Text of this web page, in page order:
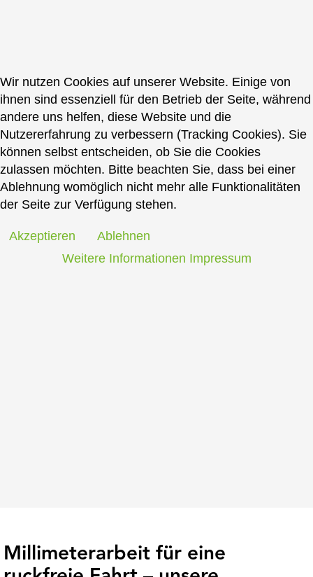
Millimeterarbeit für eine
Wir nutzen Cookies auf unserer Website. Einige von
ihnen sind essenziell für den Betrieb der Seite, während
andere uns helfen, diese Website und die
Nutzererfahrung zu verbessern (Tracking Cookies). Sie
können selbst entscheiden, ob Sie die Cookies
zulassen möchten. Bitte beachten Sie, dass bei einer
Ablehnung womöglich nicht mehr alle Funktionalitäten
der Seite zur Verfügung stehen.
Akzeptieren
Ablehnen
Weitere Informationen Impressum